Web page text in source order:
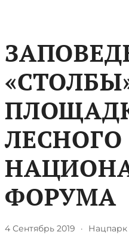
ЛЕСНОГО
ФОРУМА
4 Сентябрь 2019 · Нацпарк